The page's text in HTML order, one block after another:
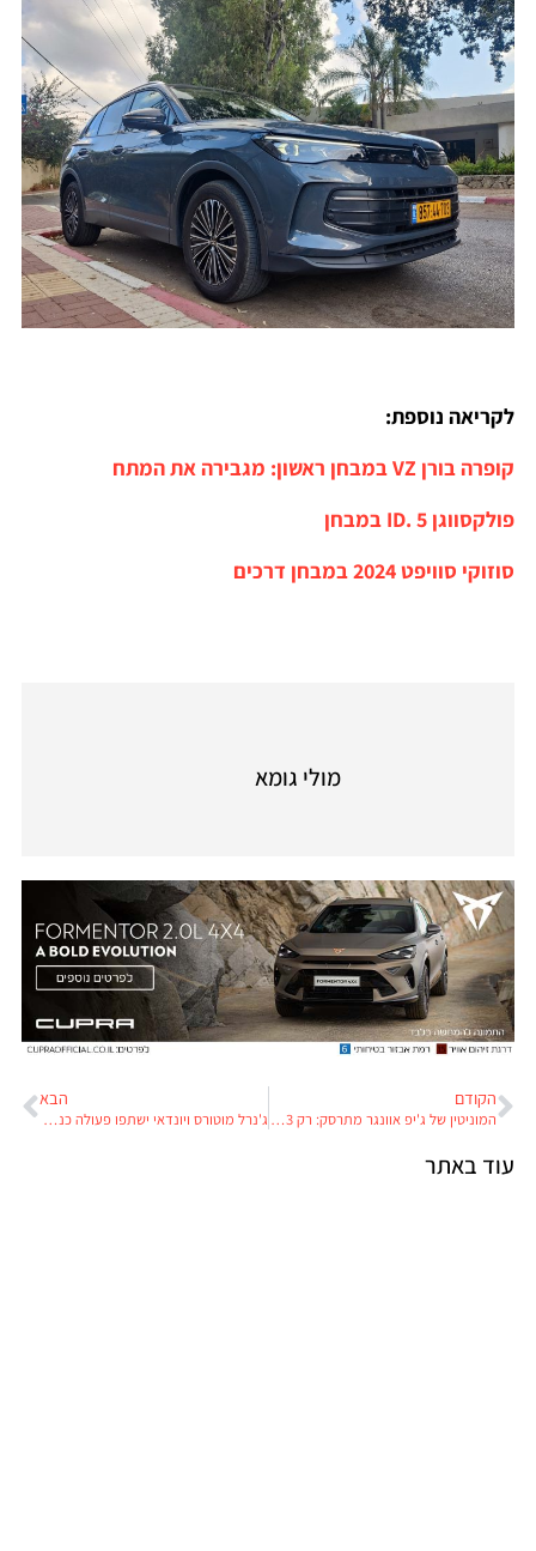
לקריאה נוספת:
קופרה בורן VZ במבחן ראשון: מגבירה את המתח
פולקסווגן ID. 5 במבחן
סוזוקי סוויפט 2024 במבחן דרכים
מולי גומא
הקודם
המוניטין של ג'יפ אוונגר מתרסק: רק 3 כוכבי ריסוק במבחני Euro NCAP
הבא
ג'נרל מוטורס ויונדאי ישתפו פעולה כנגד האיום הסיני
עוד באתר